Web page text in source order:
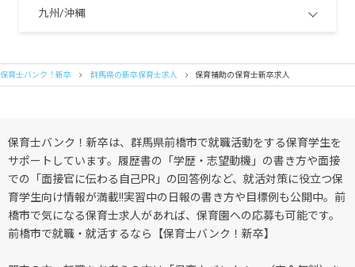
九州/沖縄
保育士バンク！新卒 群馬県の新卒保育士求人 保育補助の保育士新卒求人
保育士バンク！新卒は、群馬県前橋市で就職活動をする保育学生を
サポートしています。履歴書の「学歴・志望動機」の書き方や面接
での「面接官に伝わる自己PR」の回答例など、就活対策に役立つ保
育学生向け情報が満載!!実習中の日報の書き方や目標例も公開中。前
橋市で気になる保育士求人があれば、保育園への応募も可能です。
前橋市で就職・就活するなら【保育士バンク！新卒】